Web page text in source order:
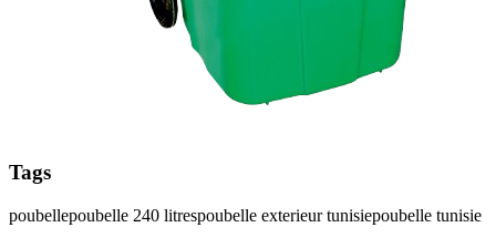
Tags
poubellepoubelle 240 litrespoubelle exterieur tunisiepoubelle tunisie